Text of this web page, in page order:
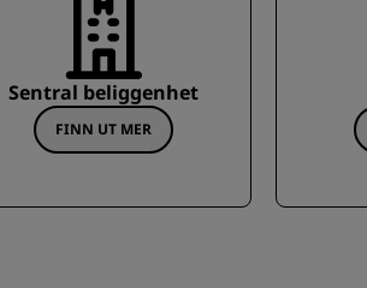
Sentral beliggenhet
FINN UT MER